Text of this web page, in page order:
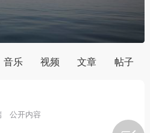
中医人！
音乐 视频 文章 帖子
公开内容